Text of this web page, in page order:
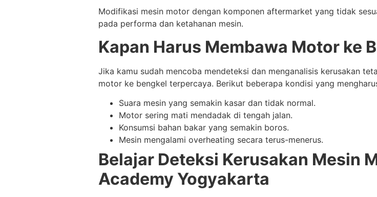
Modifikasi mesin motor dengan komponen aftermarket yang tidak
pada performa dan ketahanan mesin.
Kapan Harus Membawa Motor ke
Jika kamu sudah mencoba mendeteksi dan menganalisis kerusakan
motor ke bengkel terpercaya. Berikut beberapa kondisi yang
Suara mesin yang semakin kasar dan tidak normal.
Motor sering mati mendadak di tengah jalan.
Konsumsi bahan bakar yang semakin boros.
Mesin mengalami overheating secara terus-menerus.
Belajar Deteksi Kerusakan Mesin
Academy Yogyakarta